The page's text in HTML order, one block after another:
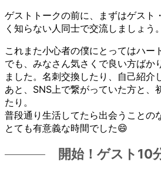
ゲストトークの前に、まずはゲスト
く知らない人同士で交流しましょう
これまた小心者の僕にとってはハー
でも、みなさん気さくで良い方ばか
ました。名刺交換したり、自己紹介
あと、SNS上で繋がっていた方と、
たり。
普段通り生活してたら出会うことの
とても有意義な時間でした😄
開始！ゲスト10